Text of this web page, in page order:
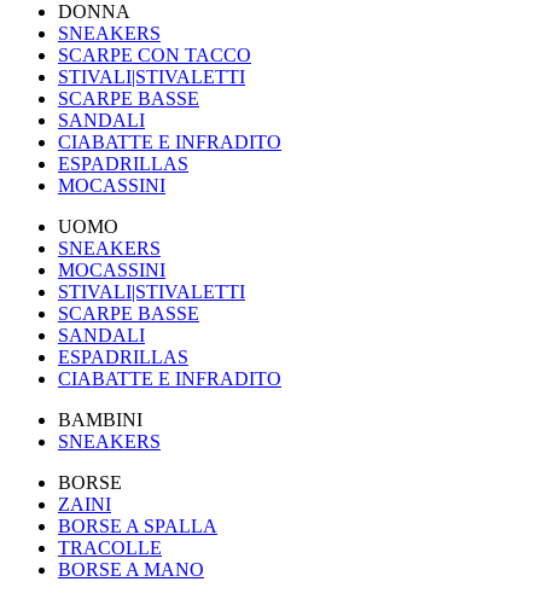
DONNA
SNEAKERS
SCARPE CON TACCO
STIVALI|STIVALETTI
SCARPE BASSE
SANDALI
CIABATTE E INFRADITO
ESPADRILLAS
MOCASSINI
UOMO
SNEAKERS
MOCASSINI
STIVALI|STIVALETTI
SCARPE BASSE
SANDALI
ESPADRILLAS
CIABATTE E INFRADITO
BAMBINI
SNEAKERS
BORSE
ZAINI
BORSE A SPALLA
TRACOLLE
BORSE A MANO